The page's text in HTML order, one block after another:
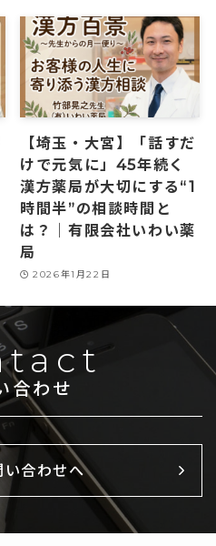
【埼玉・大宮】「話すだ
けで元気に」45年続く
漢方薬局が大切にする“1
時間半”の相談時間と
は？｜有限会社いわい薬
局
2026年1月22日
合わせ
い合わせへ